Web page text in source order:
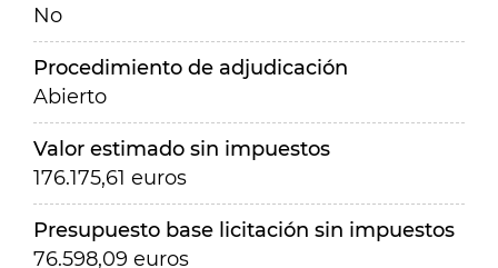
No
Procedimiento de adjudicación
Abierto
Valor estimado sin impuestos
176.175,61 euros
Presupuesto base licitación sin impuestos
76.598,09 euros